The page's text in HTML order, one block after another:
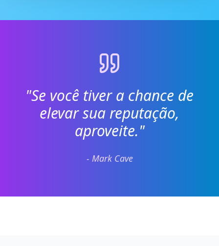
"Se você tiver a chance de
elevar sua reputação,
aproveite."
- Mark Cave